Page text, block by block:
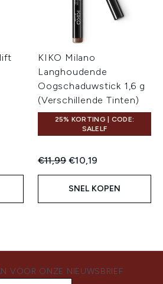
Price:
KIKO Milano
Langhoudende
Oogschaduwstick 1,6 g
(Verschillende Tinten)
25% KORTING | CODE:
SALELF
Recommended Retail Price:
€11,99Huidige prijs:
€10,19
SNEL KOPEN
VOOR ONZE NIEUWSBRIEF